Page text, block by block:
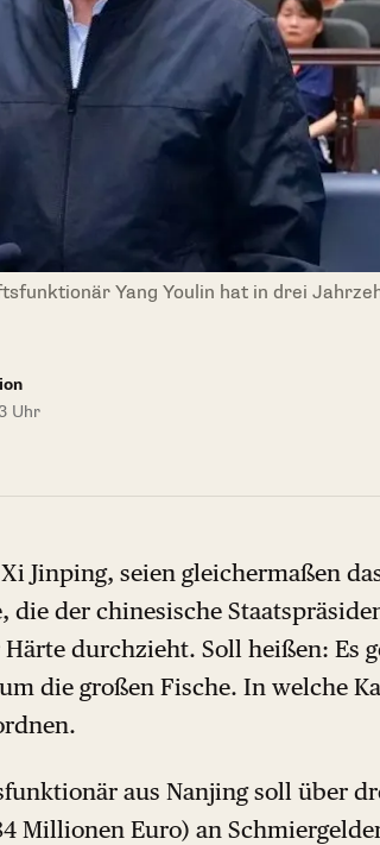
Yang Youlin hat in drei
Uhr
Jinping, seien gleichermaßen
die der chinesische
durchzieht. Soll heißen: Es
die großen Fische. In welche
aus Nanjing soll über
Millionen Euro) an